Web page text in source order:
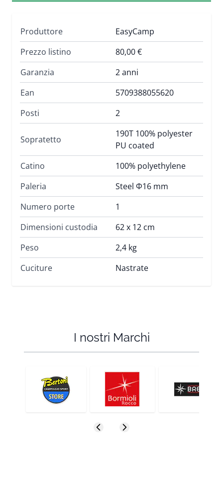
Produttore
EasyCamp
Prezzo listino
80,00 €
Garanzia
2 anni
Ean
5709388055620
Posti
2
Sopratetto
190T 100% polyester
PU coated
Catino
100% polyethylene
Paleria
Steel Φ16 mm
Numero porte
1
Dimensioni custodia
62 x 12 cm
Peso
2,4 kg
Cuciture
Nastrate
I nostri Marchi